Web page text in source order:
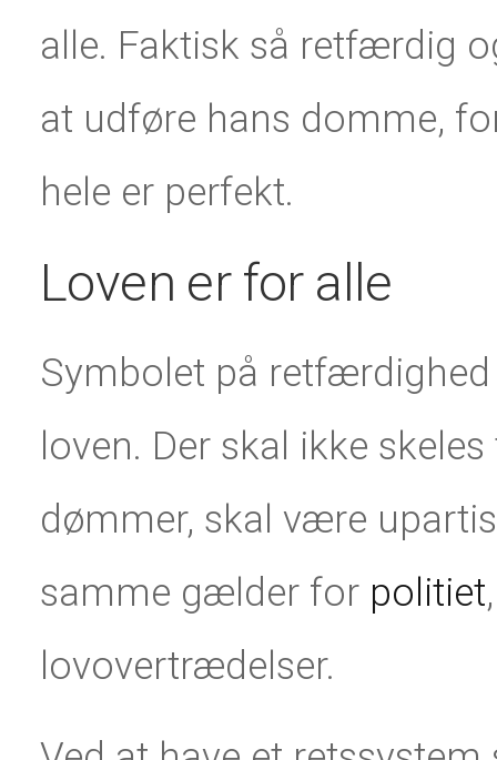
alle. Faktisk så retfærdig
at udføre hans domme,
hele er perfekt.
Loven er for alle
Symbolet på
loven. Der skal ikke
dømmer, skal være
samme gælder for politiet
lovovertrædelser.